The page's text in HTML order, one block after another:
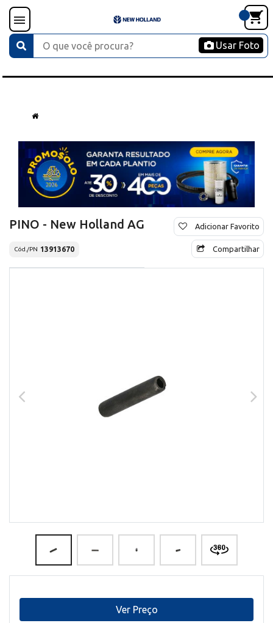
Usar Foto
PINO - New Holland AG
Cód./PN 13913670
Adicionar Favorito
Compartilhar
Ver Preço